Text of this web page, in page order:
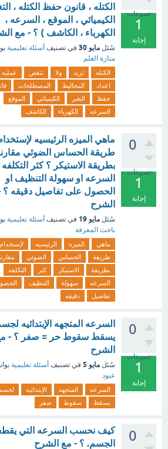
تصويتات
1
إجابة
الكتله ، قانون حفظ الكتله ،
الكيميائي ، الموقع ، السرعه ،
الكهرباء ، الكاشف ) ؟ - مع
سُئل مايو 30 في تصنيف أسئلة تعليمية
منارة العلم
الكتله تزيد ولا نتقص
عمليه
اعداد
المخاليط المصطلحات
حفظ
التغير الكيميائي
الموقع
السرعه
الكهرباء الكاشف
0
تصويتات
1
إجابة
ماهي الميزه الرئيسيه
طريقة الحساس الضوئي
بطريقة الاستيكر ؟ كثر التكلفه
السرعه او سهولة التنظيف او
الحصول على تفاصيل دقيقه ؟
الشرح
سُئل مايو 19 في تصنيف أسئلة تعليمية
باحث المعرفة
ماهي الميزه الرئيسيه
لإستخدام
طريقة
الحساس الضوئي
بطريقة
الاستيكر كثر
التكلفه
السرعه
سهولة التنظيف
تفاصيل
دقيقه
0
تصويتات
1
إجابة
السرعه المتجهه الإبتدائيه
يسقط سقوط حر = صفر ؟ -
الشرح
سُئل مايو 5 في تصنيف أسئلة تعليمية
عبود
السرعه المتجهه الإبتدائيه
لجسم
يسقط
سقوط صفر
0
كيف نحسب السرعه التي
الجسم. ؟ - مع الشرح